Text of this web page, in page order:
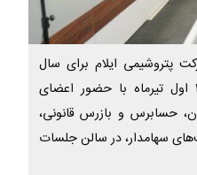
پتروشیمی ایلام برای سال
مالی منتهی به ۱۴۰۴، ساعت ۱۱ اول تیرماه با حضور اعضای
حسابرس و بازرس قانونی،
سهامدار، در سالن جلسات